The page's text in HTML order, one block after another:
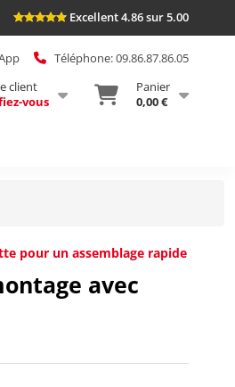
Excellent 4.86 sur 5.00
Téléphone: 09.86.87.86.05
client
vous
Panier
0,00 €
pour un assemblage rapide
avec